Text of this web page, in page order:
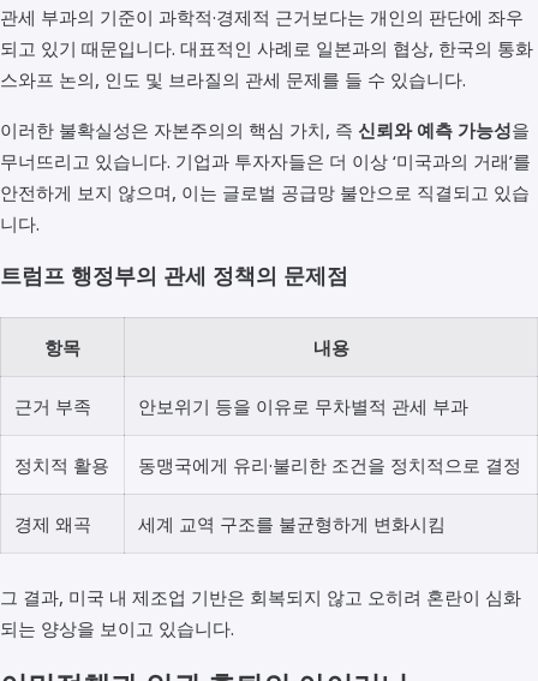
관세 부과의 기준이 과학적·경제적 근거보다는 개인의 판단에 좌우
되고 있기 때문입니다. 대표적인 사례로 일본과의 협상, 한국의 통화
스와프 논의, 인도 및 브라질의 관세 문제를 들 수 있습니다.
이러한 불확실성은 자본주의의 핵심 가치, 즉 신뢰와 예측 가능성을
무너뜨리고 있습니다. 기업과 투자자들은 더 이상 ‘미국과의 거래’를
안전하게 보지 않으며, 이는 글로벌 공급망 불안으로 직결되고 있습
니다.
트럼프 행정부의 관세 정책의 문제점
항목 내용
근거 부족 안보위기 등을 이유로 무차별적 관세 부과
정치적 활용 동맹국에게 유리·불리한 조건을 정치적으로 결정
경제 왜곡 세계 교역 구조를 불균형하게 변화시킴
그 결과, 미국 내 제조업 기반은 회복되지 않고 오히려 혼란이 심화
되는 양상을 보이고 있습니다.